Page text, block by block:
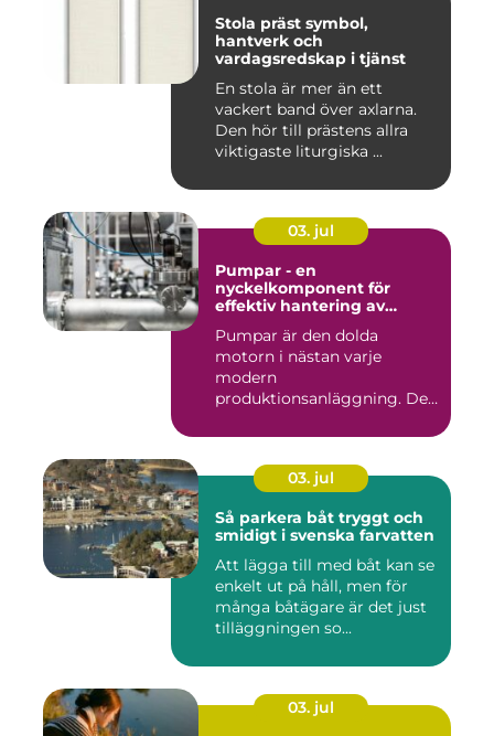
Stola präst symbol,
hantverk och
vardagsredskap i tjänst
En stola är mer än ett
vackert band över axlarna.
Den hör till prästens allra
viktigaste liturgiska ...
03. jul
Pumpar - en
nyckelkomponent för
effektiv hantering av
Pumpar är den dolda
motorn i nästan varje
modern
produktionsanläggning. De
03. jul
Så parkera båt tryggt och
smidigt i svenska farvatten
Att lägga till med båt kan se
enkelt ut på håll, men för
många båtägare är det just
tilläggningen so...
03. jul